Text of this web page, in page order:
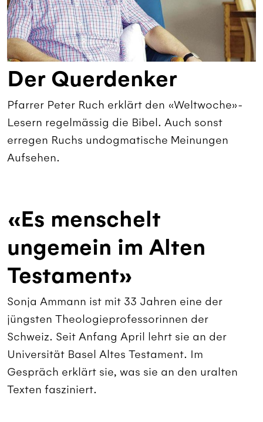
Der Querdenker
Pfarrer Peter Ruch erklärt den «Weltwoche»-
Lesern regelmässig die Bibel. Auch sonst
erregen Ruchs undogmatische Meinungen
Aufsehen.
«Es menschelt
ungemein im Alten
Testament»
Sonja Ammann ist mit 33 Jahren eine der
jüngsten Theologieprofessorinnen der
Schweiz. Seit Anfang April lehrt sie an der
Universität Basel Altes Testament. Im
Gespräch erklärt sie, was sie an den uralten
Texten fasziniert.